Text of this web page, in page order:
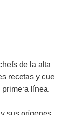
de la alta
recetas y que
línea.